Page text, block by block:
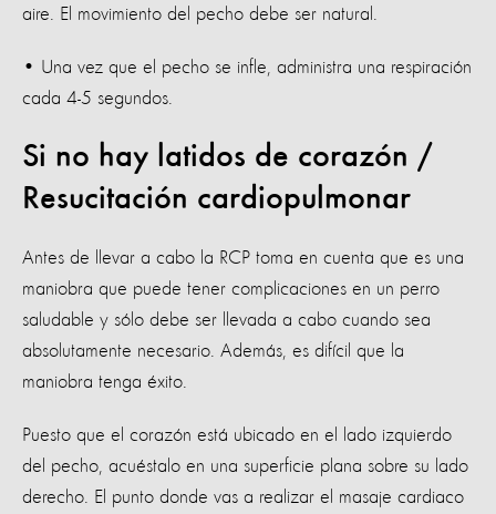
aire. El movimiento del pecho debe ser natural.
• Una vez que el pecho se infle, administra una respiración
cada 4-5 segundos.
Si no hay latidos de corazón /
Resucitación cardiopulmonar
Antes de llevar a cabo la RCP toma en cuenta que es una
maniobra que puede tener complicaciones en un perro
saludable y sólo debe ser llevada a cabo cuando sea
absolutamente necesario. Además, es difícil que la
maniobra tenga éxito.
Puesto que el corazón está ubicado en el lado izquierdo
del pecho, acuéstalo en una superficie plana sobre su lado
derecho. El punto donde vas a realizar el masaje cardiaco